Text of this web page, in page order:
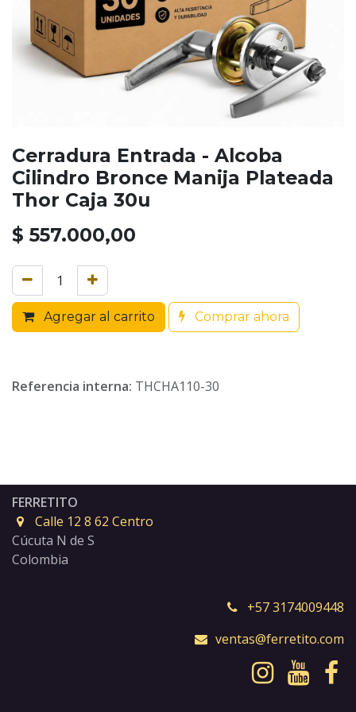
Cerradura Entrada - Alcoba
Cilindro Bronce Manija Plateada
Thor Caja 30u
$ 557.000,00
Agregar al carrito Comprar ahora
Referencia interna: THCHA110-30
FERRETITO
Calle 12 8 62 Centro
Cúcuta N de S
Colombia
+57 3174009448
ventas@ferretito.com